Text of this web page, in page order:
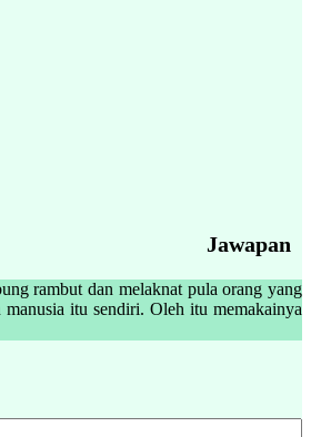
Jawapan
rambut dan melaknat pula orang yang
itu sendiri. Oleh itu memakainya